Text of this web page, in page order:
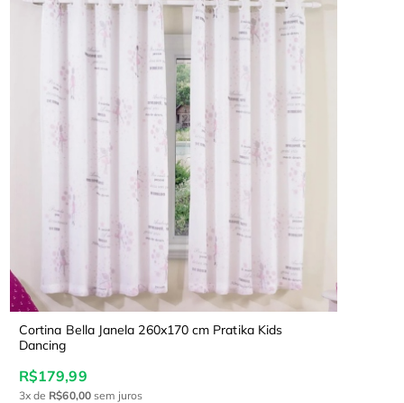
Cortina Bella Janela 260x170 cm Pratika Kids
Dancing
R$179,99
3x de R$60,00sem juros